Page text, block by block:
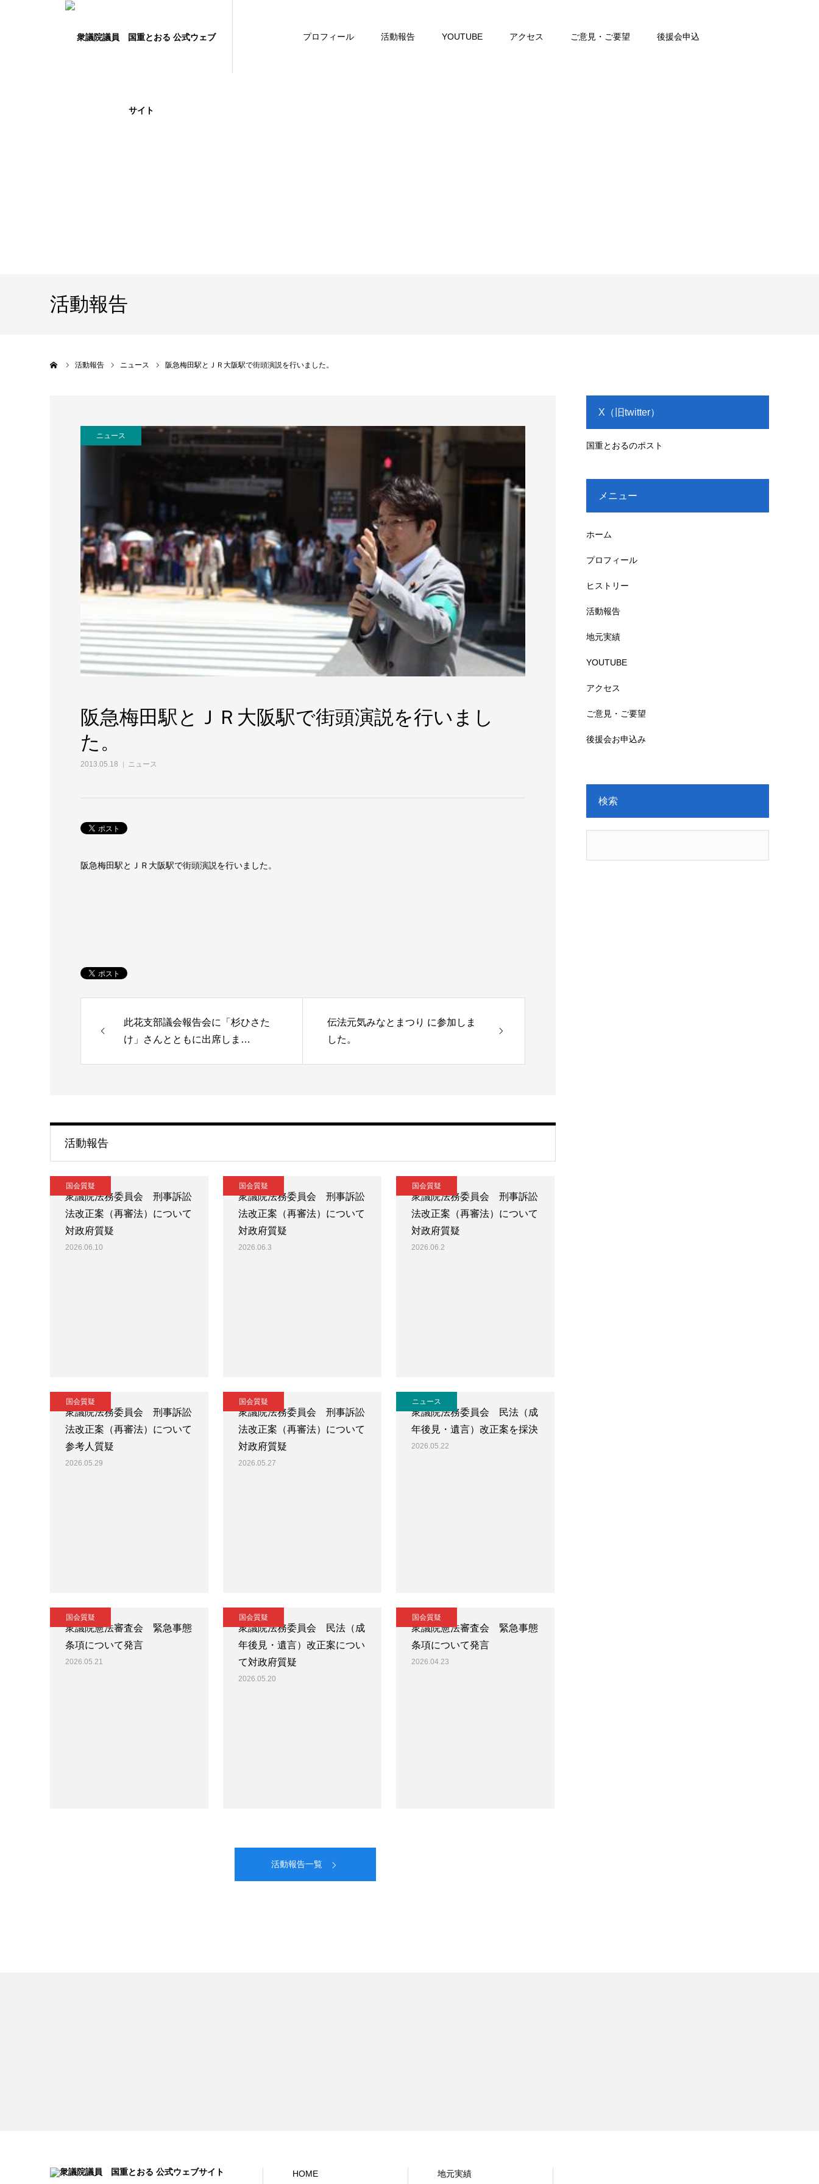
プロフィール 活動報告 YOUTUBE アクセス ご意見・ご要望 後援会申込
活動報告
活動報告 ニュース 阪急梅田駅とＪＲ大阪駅で街頭演説を行いました。
ニュース
阪急梅田駅とＪＲ大阪駅で街頭演説を行いまし
た。
2013.05.18 ニュース
阪急梅田駅とＪＲ大阪駅で街頭演説を行いました。
此花支部議会報告会に「杉ひさた
け」さんとともに出席しま…
伝法元気みなとまつり に参加しま
した。
活動報告
国会質疑
衆議院法務委員会 刑事訴訟
法改正案（再審法）について
対政府質疑
2026.06.10
国会質疑
衆議院法務委員会 刑事訴訟
法改正案（再審法）について
対政府質疑
2026.06.3
国会質疑
衆議院法務委員会 刑事訴訟
法改正案（再審法）について
対政府質疑
2026.06.2
国会質疑
衆議院法務委員会 刑事訴訟
法改正案（再審法）について
参考人質疑
2026.05.29
国会質疑
衆議院法務委員会 刑事訴訟
法改正案（再審法）について
対政府質疑
2026.05.27
ニュース
衆議院法務委員会 民法（成
年後見・遺言）改正案を採決
2026.05.22
国会質疑
衆議院憲法審査会 緊急事態
条項について発言
2026.05.21
国会質疑
衆議院法務委員会 民法（成
年後見・遺言）改正案につい
て対政府質疑
2026.05.20
国会質疑
衆議院憲法審査会 緊急事態
条項について発言
2026.04.23
活動報告一覧
X（旧twitter）
国重とおるのポスト
メニュー
ホーム
プロフィール
ヒストリー
活動報告
地元実績
YOUTUBE
アクセス
ご意見・ご要望
後援会お申込み
検索
HOME 地元実績